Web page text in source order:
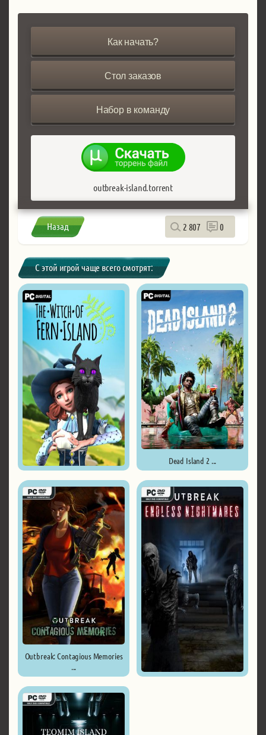
Как начать?
Стол заказов
Набор в команду
outbreak-island.torrent
Назад 2 807 0
С этой игрой чаще всего смотрят:
Dead Island 2 ...
Outbreak: Contagious Memories